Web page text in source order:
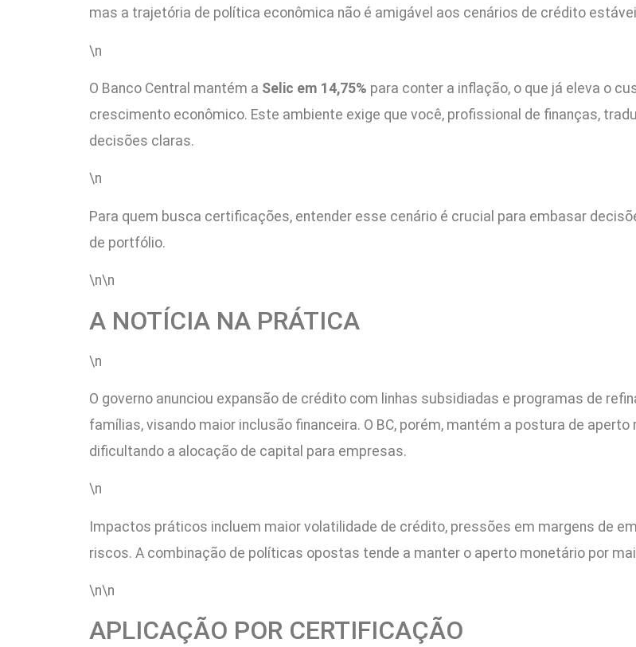
mas a trajetória de política econômica não é amigável aos cenários de crédito
\n
O Banco Central mantém a Selic em 14,75% para conter a inflação, o que já eleva o
crescimento econômico. Este ambiente exige que você, profissional de finanças,
decisões claras.
\n
Para quem busca certificações, entender esse cenário é crucial para embasar
de portfólio.
\n\n
A NOTÍCIA NA PRÁTICA
\n
O governo anunciou expansão de crédito com linhas subsidiadas e programas de
famílias, visando maior inclusão financeira. O BC, porém, mantém a postura de
dificultando a alocação de capital para empresas.
\n
Impactos práticos incluem maior volatilidade de crédito, pressões em margens de
riscos. A combinação de políticas opostas tende a manter o aperto monetário por
\n\n
APLICAÇÃO POR CERTIFICAÇÃO